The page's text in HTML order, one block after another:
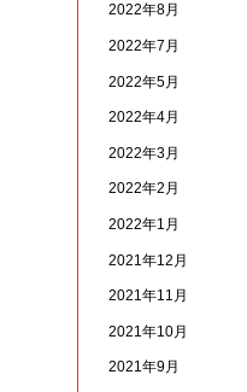
2022年8月
2022年7月
2022年5月
2022年4月
2022年3月
2022年2月
2022年1月
2021年12月
2021年11月
2021年10月
2021年9月